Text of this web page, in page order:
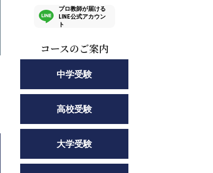
プロ教師が届ける
LINE公式アカウン
ト
コースのご案内
中学受験
高校受験
大学受験